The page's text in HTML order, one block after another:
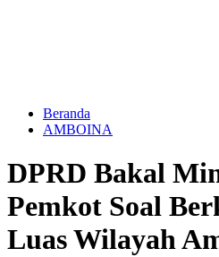
Beranda
AMBOINA
DPRD Bakal
Pemkot Soal
Luas Wilayah